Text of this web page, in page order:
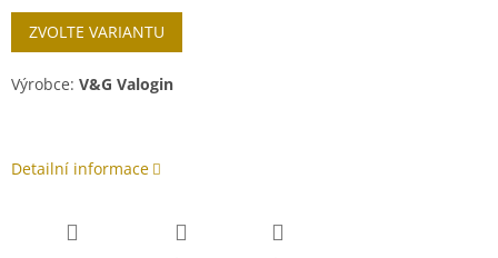
Měrná
cena:
ZVOLTE VARIANTU
Výrobce: V&G Valogin
Detailní informace